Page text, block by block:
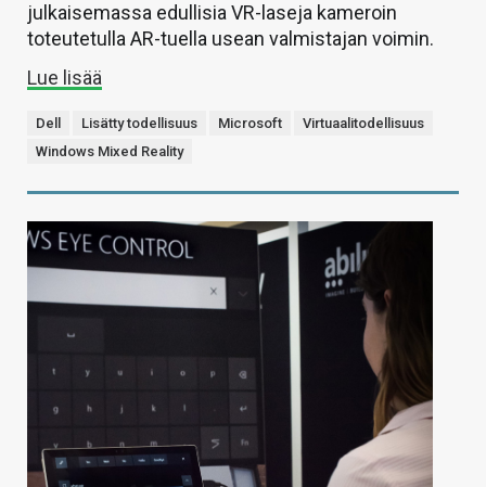
julkaisemassa edullisia VR-laseja kameroin
toteutetulla AR-tuella usean valmistajan voimin.
Lue lisää
Dell Lisätty todellisuus Microsoft
Virtuaalitodellisuus
Windows Mixed Reality